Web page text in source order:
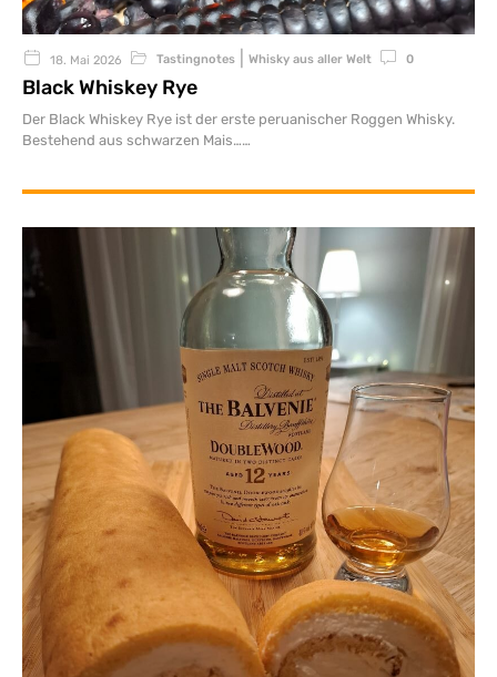
18. Mai 2026 Tastingnotes Whisky aus aller Welt 0
Black Whiskey Rye
Der Black Whiskey Rye ist der erste peruanischer Roggen Whisky.
Bestehend aus schwarzen Mais…